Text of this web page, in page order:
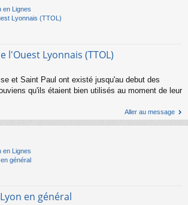
en Lignes
Lyonnais (TTOL)
l'Ouest Lyonnais (TTOL)
et Saint Paul ont existé jusqu'au debut des
qu'ils étaient bien utilisés au moment de leur
Aller au message
en Lignes
général
en général